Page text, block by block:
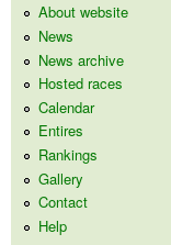
About website
News
News archive
Hosted races
Calendar
Entires
Rankings
Gallery
Contact
Help